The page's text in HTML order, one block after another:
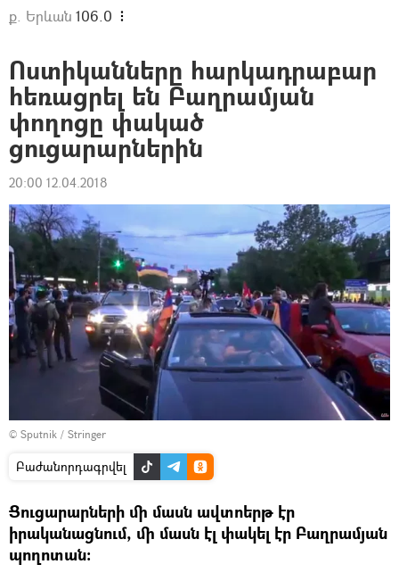
ք. Երևան 106.0
Ոստիկանները հարկադրաբար
հեռացրել են Բաղրամյան
փողոցը փակած
ցուցարարներին
20:00 12.04.2018
© Sputnik / Stringer
Բաժանորդագրվել
Ցուցարարների մի մասն ավտոերթ էր
իրականացնում, մի մասն էլ փակել էր Բաղրամյան
պողոտան։